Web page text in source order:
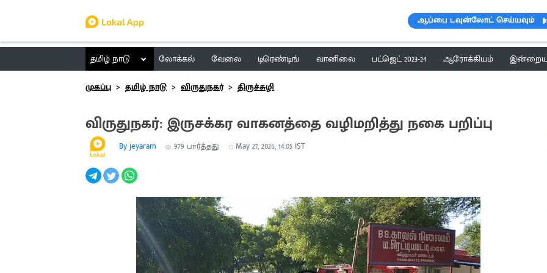
ஆப்பை டவுன்லோட் செய்யவும்
தமிழ் நாடு லோக்கல் வேலை டிரெண்டிங் வானிலை பட்ஜெட் 2023-24 ஆரோக்கியம் இன்றைய
முகப்பு
தமிழ் நாடு விருதுநகர் திருச்சுழி
விருதுநகர்: இருசக்கர வாகனத்தை வழிமறித்து நகை பறிப்பு
By jeyaram 979 பார்த்தது May 27, 2026, 14:05 IST